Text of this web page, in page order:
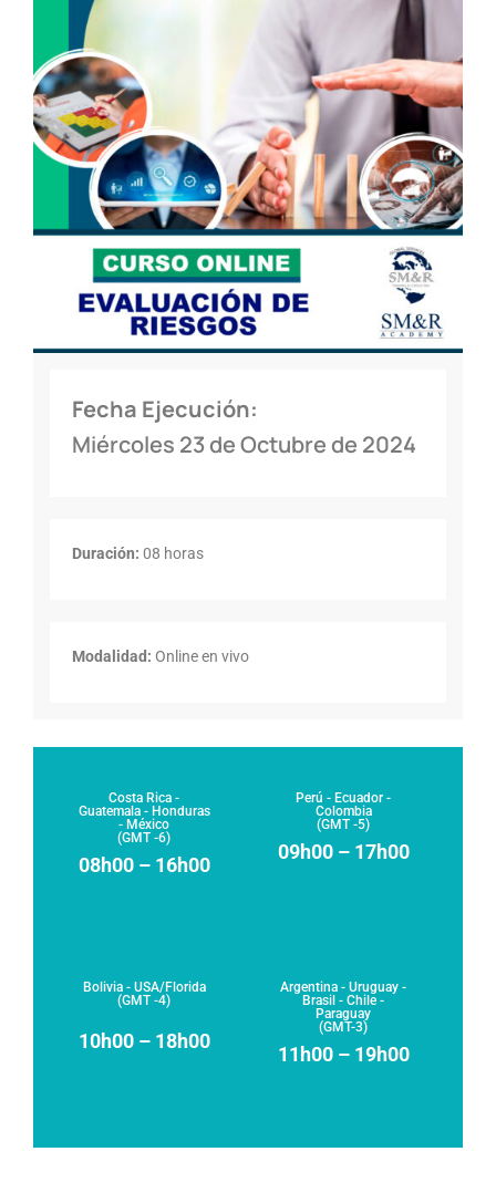
Fecha Ejecución:
Miércoles 23 de Octubre de 2024
Duración: 08 horas
Modalidad: Online en vivo
Costa Rica -
Guatemala - Honduras
- México
(GMT -6)
08h00 – 16h00
Perú - Ecuador -
Colombia
(GMT -5)
09h00 – 17h00
Bolivia - USA/Florida
(GMT -4)
10h00 – 18h00
Argentina - Uruguay -
Brasil - Chile -
Paraguay
(GMT-3)
11h00 – 19h00